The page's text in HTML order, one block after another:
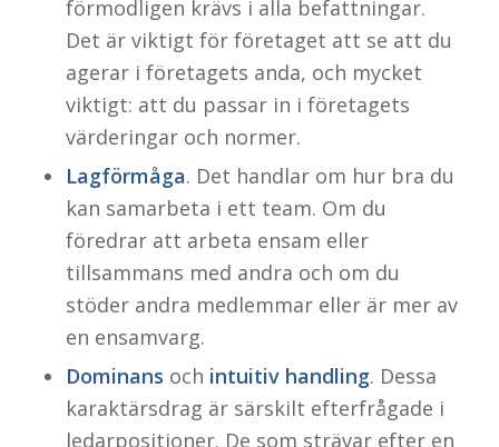
förmodligen krävs i alla befattningar.
Det är viktigt för företaget att se att du
agerar i företagets anda, och mycket
viktigt: att du passar in i företagets
värderingar och normer.
Lagförmåga. Det handlar om hur bra du
kan samarbeta i ett team. Om du
föredrar att arbeta ensam eller
tillsammans med andra och om du
stöder andra medlemmar eller är mer av
en ensamvarg.
Dominans och intuitiv handling. Dessa
karaktärsdrag är särskilt efterfrågade i
ledarpositioner. De som strävar efter en